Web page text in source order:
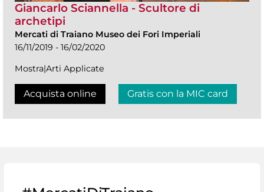
Giancarlo Sciannella - Scultore di
archetipi
Mercati di Traiano Museo dei Fori Imperiali
16/11/2019 - 16/02/2020
Mostra|Arti Applicate
Acquista online Gratis con la MIC card